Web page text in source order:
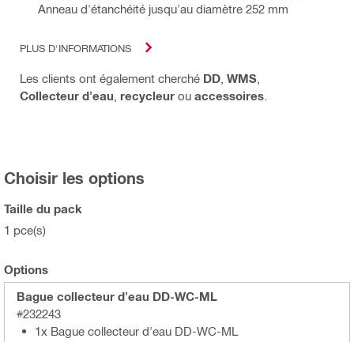
Anneau d'étanchéité jusqu'au diamètre 252 mm
PLUS D'INFORMATIONS
Les clients ont également cherché DD WMS
Collecteur d'eau recycleur ou accessoires
Choisir les options
Taille du pack
1 pce(s)
Options
Bague collecteur d'eau DD-WC-ML
#232243
1x Bague collecteur d'eau DD-WC-ML